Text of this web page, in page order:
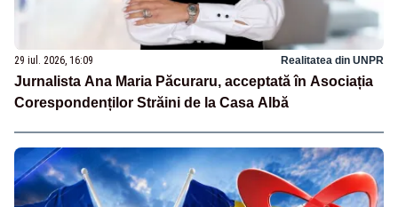
29 iul. 2026, 16:09 Realitatea din UNPR
Jurnalista Ana Maria Păcuraru, acceptată în Asociația
Corespondenților Străini de la Casa Albă